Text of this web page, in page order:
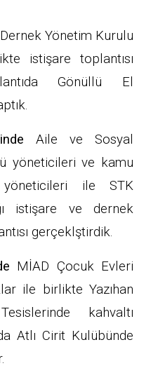
Dernek Yönetim Kurulu
istişare toplantısı
Gönüllü El
Aile ve Sosyal
yöneticileri ve kamu
ile STK
istişare ve dernek
gerçeklştirdik.
MİAD Çocuk Evleri
ile birlikte Yazıhan
kahvaltı
Atlı Cirit Kulübünde